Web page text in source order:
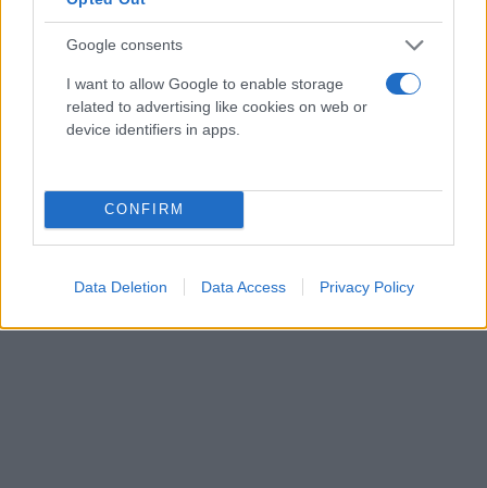
Google consents
I want to allow Google to enable storage
related to advertising like cookies on web or
device identifiers in apps.
CONFIRM
Data Deletion Data Access Privacy Policy